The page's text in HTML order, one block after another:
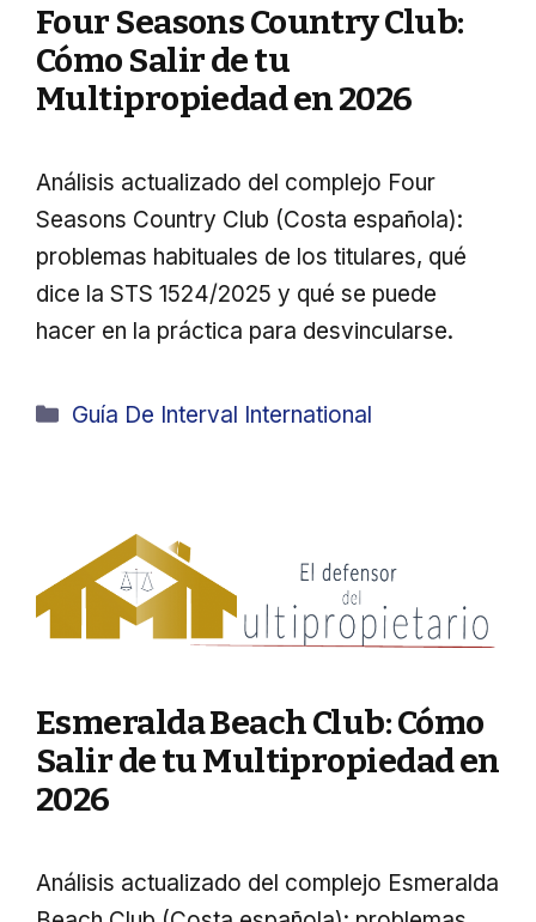
Four Seasons Country Club:
Cómo Salir de tu
Multipropiedad en 2026
Análisis actualizado del complejo Four
Seasons Country Club (Costa española):
problemas habituales de los titulares, qué
dice la STS 1524/2025 y qué se puede
hacer en la práctica para desvincularse.
Categorías
Guía De Interval International
Esmeralda Beach Club: Cómo
Salir de tu Multipropiedad en
2026
Análisis actualizado del complejo Esmeralda